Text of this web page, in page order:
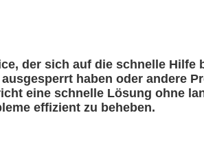
der sich auf die schnelle Hilfe
haben oder andere
eine schnelle Lösung ohne
effizient zu beheben.